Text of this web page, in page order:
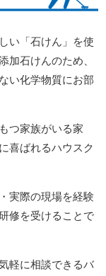
い「石けん」を使
加石けんのため、
い化学物質にお部
つ家族がいる家
喜ばれるハウスク
実際の現場を経験
修を受けることで
軽に相談できるバ